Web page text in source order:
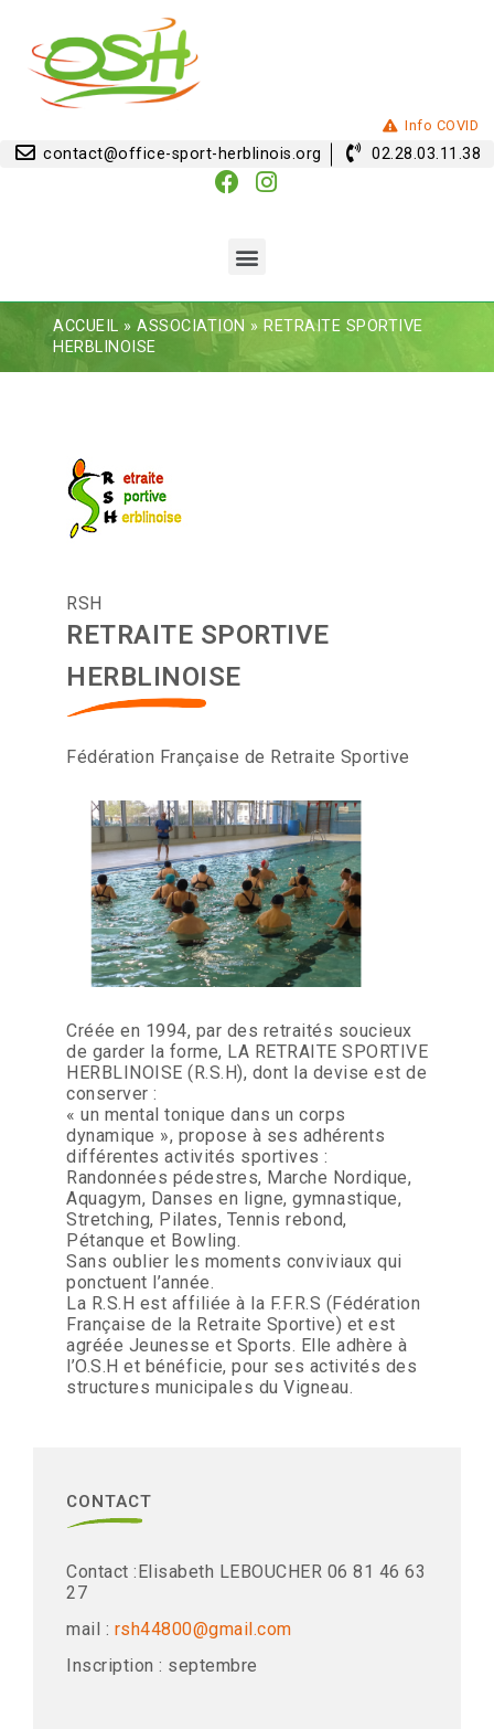
Info COVID
contact@office-sport-herblinois.org 02.28.03.11.38
ACCUEIL » ASSOCIATION » RETRAITE SPORTIVE
HERBLINOISE
RSH
RETRAITE SPORTIVE
HERBLINOISE
Fédération Française de Retraite Sportive
Créée en 1994, par des retraités soucieux
de garder la forme, LA RETRAITE SPORTIVE
HERBLINOISE (R.S.H), dont la devise est de
conserver :
« un mental tonique dans un corps
dynamique », propose à ses adhérents
différentes activités sportives :
Randonnées pédestres, Marche Nordique,
Aquagym, Danses en ligne, gymnastique,
Stretching, Pilates, Tennis rebond,
Pétanque et Bowling.
Sans oublier les moments conviviaux qui
ponctuent l’année.
La R.S.H est affiliée à la F.F.R.S (Fédération
Française de la Retraite Sportive) et est
agréée Jeunesse et Sports. Elle adhère à
l’O.S.H et bénéficie, pour ses activités des
structures municipales du Vigneau.
CONTACT
Contact :Elisabeth LEBOUCHER 06 81 46 63
27
mail : rsh44800@gmail.com
Inscription : septembre